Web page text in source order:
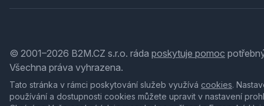
© 2001–2026 B2M.CZ s.r.o. ráda poskytuje pomoc
Všechna práva vyhrazena.
Tato stránka v rámci poskytování služeb využívá cookies.
používání a dostupnosti cookies můžete upravit v nastavení